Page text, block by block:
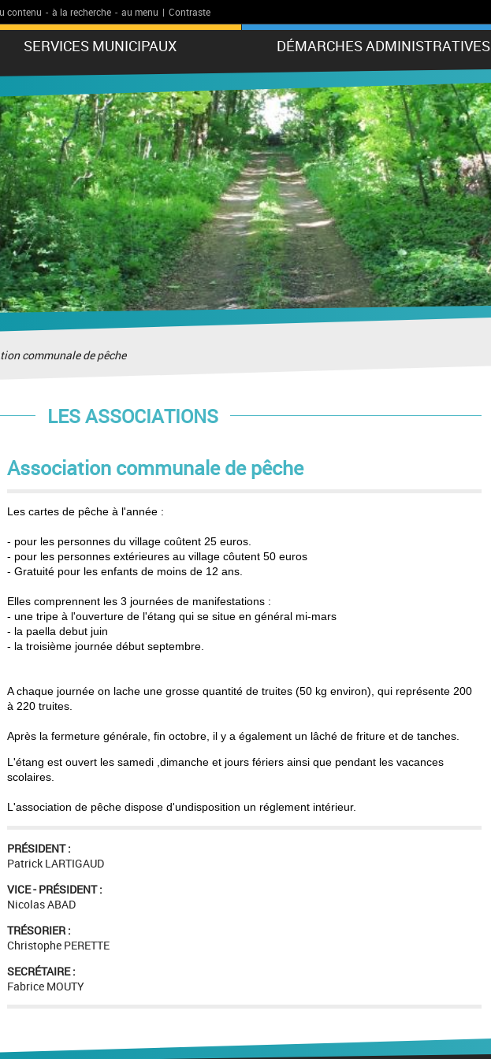
contenu - à la recherche - au menu | Contraste
SERVICES MUNICIPAUX DÉMARCHES ADMINISTRATIVES
communale de pêche
LES ASSOCIATIONS
Association communale de pêche
Les cartes de pêche à l'année :
- pour les personnesdu village coûtent 25 euros.
- pour les personnes extérieures au village côutent 50 euros
- Gratuité pour les enfants de moins de 12 ans.
Elles comprennent les 3 journées de manifestations :
- une tripe à l'ouverturede l'étang qui se situe en général mi-mars
- la paella debut juin
- la troisième journée début septembre.
A chaque journée on lache une grosse quantitéde truites (50 kg environ), qui représente 200
à 220 truites.
Après la fermeture générale, fin octobre, il y a également un lâché de friture et de tanches.
L'étang est ouvert les samedi ,dimanche et jours fériers ainsi que pendant les vacances
scolaires.
L'association de pêche dispose d'undisposition un réglement intérieur.
PRÉSIDENT :
Patrick LARTIGAUD
VICE - PRÉSIDENT :
Nicolas ABAD
TRÉSORIER :
Christophe PERETTE
SECRÉTAIRE :
Fabrice MOUTY